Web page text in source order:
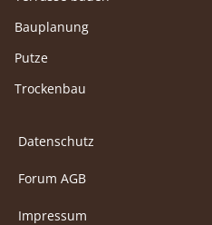
Bauplanung
Putze
Trockenbau
Datenschutz
Forum AGB
Impressum